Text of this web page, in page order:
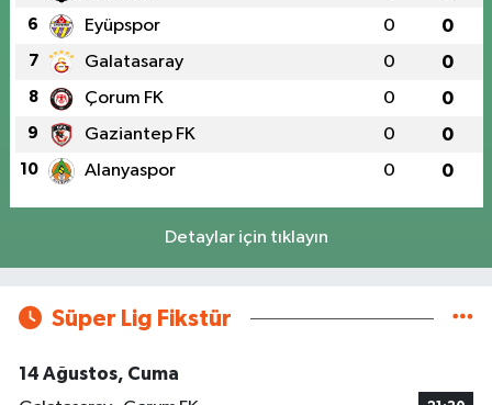
6 Eyüpspor 0 0
7 Galatasaray 0 0
8 Çorum FK 0 0
9 Gaziantep FK 0 0
10 Alanyaspor 0 0
Detaylar için tıklayın
Süper Lig Fikstür
14 Ağustos, Cuma